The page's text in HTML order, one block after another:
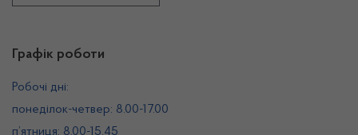
Графік роботи
Робочі дні:
понеділок-четвер: 8.00-17.00
п’ятниця: 8.00-15.45